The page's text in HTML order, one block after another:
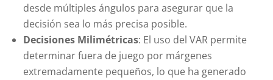
desde múltiples ángulos para asegurar que la
decisión sea lo más precisa posible.
Decisiones Milimétricas: El uso del VAR permite
determinar fuera de juego por márgenes
extremadamente pequeños, lo que ha generado